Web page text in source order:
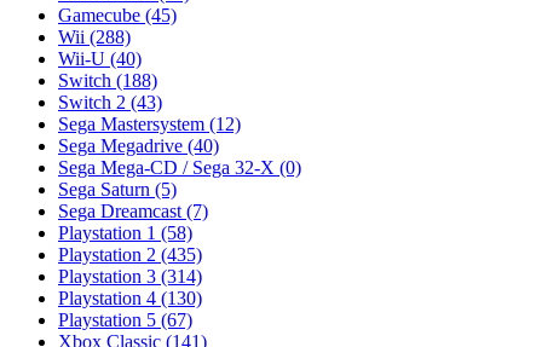
Gamecube (45)
Wii (288)
Wii-U (40)
Switch (188)
Switch 2 (43)
Sega Mastersystem (12)
Sega Megadrive (40)
Sega Mega-CD / Sega 32-X (0)
Sega Saturn (5)
Sega Dreamcast (7)
Playstation 1 (58)
Playstation 2 (435)
Playstation 3 (314)
Playstation 4 (130)
Playstation 5 (67)
Xbox Classic (141)